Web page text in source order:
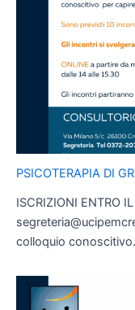
PSICOTERAPIA DI
ISCRIZIONI ENTRO
colloquio